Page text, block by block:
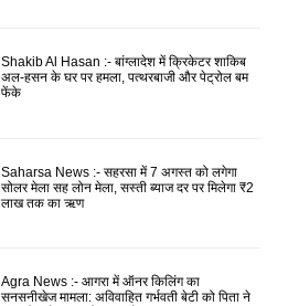
Shakib Al Hasan :- बांग्लादेश में क्रिकेटर शाकिब
अल-हसन के घर पर हमला, पत्थरबाजी और पेट्रोल बम
फेंके
Saharsa News :- सहरसा में 7 अगस्त को लगेगा
सोलर मेला सह लोन मेला, सस्ती ब्याज दर पर मिलेगा ₹2
लाख तक का ऋण
Agra News :- आगरा में ऑनर किलिंग का
सनसनीखेज मामला: अविवाहित गर्भवती बेटी को पिता ने